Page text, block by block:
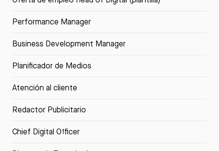
Performance Manager
Business Development Manager
Planificador de Medios
Atención al cliente
Redactor Publicitario
Chief Digital Officer